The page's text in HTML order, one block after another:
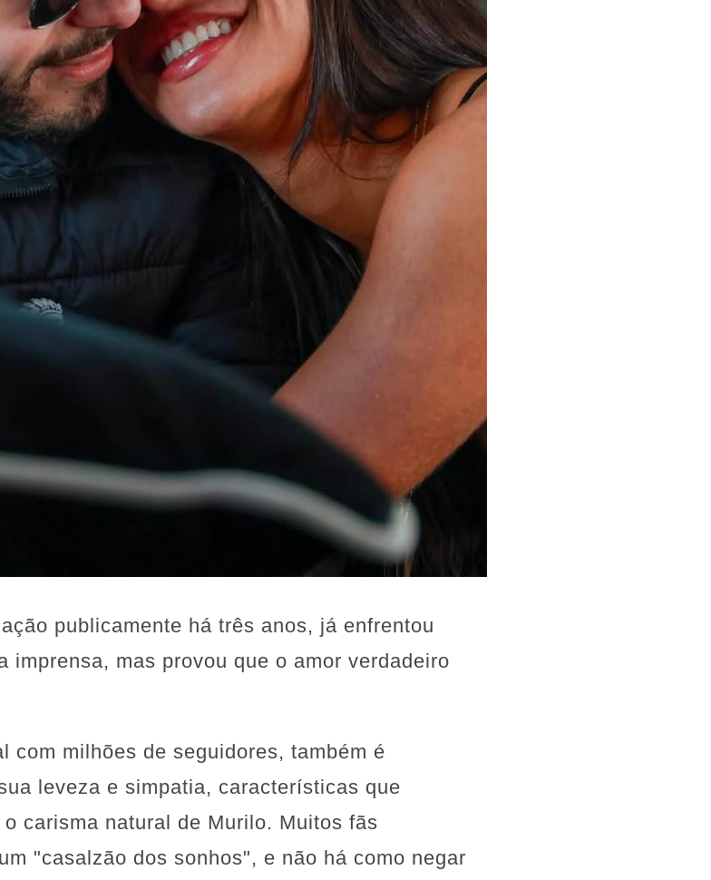
publicamente há três anos, já enfrentou
imprensa, mas provou que o amor verdadeiro
com milhões de seguidores, também é
leveza e simpatia, características que
carisma natural de Murilo. Muitos fãs
"casalzão dos sonhos", e não há como negar